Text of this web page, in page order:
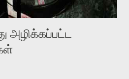
அழிக்கப்பட்ட